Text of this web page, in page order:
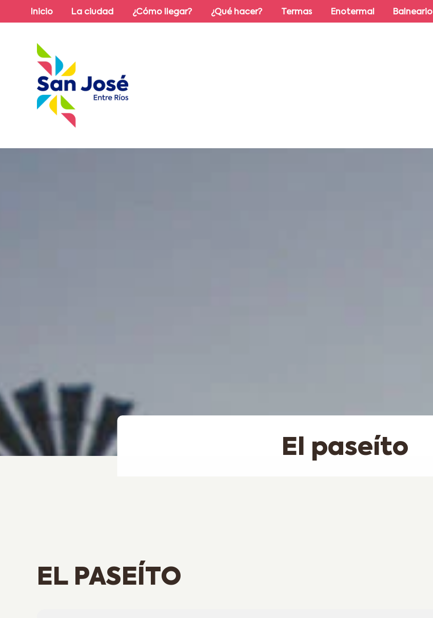
Inicio La ciudad ¿Cómo llegar? ¿Qué hacer? Termas Enotermal Balneario
El paseíto
EL PASEÍTO